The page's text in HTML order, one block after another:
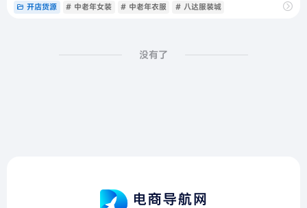
开店货源 # 中老年女装 # 中老年衣服 # 八达服装城
没有了